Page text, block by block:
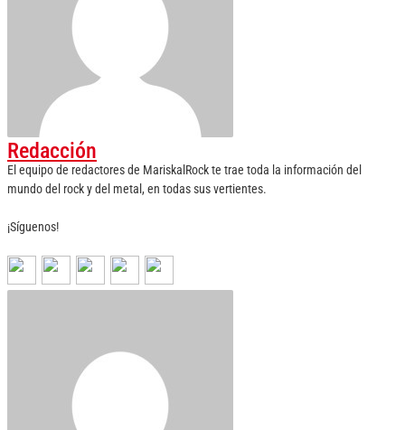
Redacción
El equipo de redactores de MariskalRock te trae toda la información del
mundo del rock y del metal, en todas sus vertientes.
¡Síguenos!